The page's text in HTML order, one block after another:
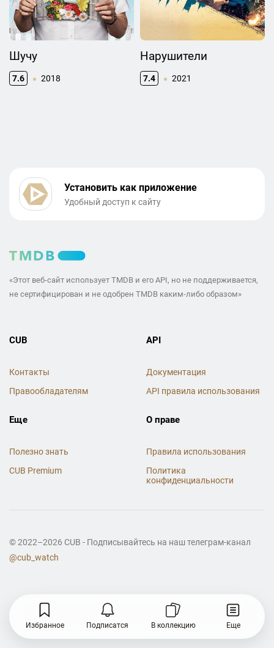
Шучу
7.6 2018
Нарушители
7.4 2021
Избранное Подписатся В коллекцию Еще
Установить как приложение
Удобный доступ к сайту
«Этот веб-сайт использует TMDB и его API, но не поддерживается,
не сертифицирован и не одобрен TMDB каким-либо образом»
CUB
Контакты
Правообладателям
API
Документация
API правила использования
Еще
Полезно знать
CUB Premium
О праве
Правила использования
Политика
конфиденциальности
© 2022–2026 CUB - Подписывайтесь на наш телеграм-канал
@cub_watch